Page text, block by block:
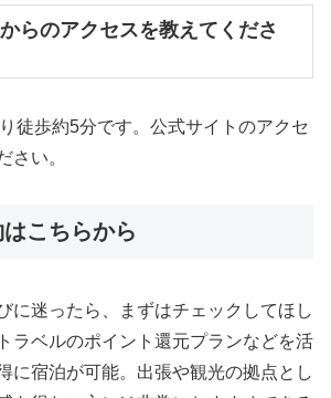
らのアクセスを教えてくださ
徒歩約5分です。公式サイトのアクセ
さい。
こちらから
に迷ったら、まずはチェックしてほし
ラベルのポイント還元プランなどを活
に宿泊が可能。出張や観光の拠点とし